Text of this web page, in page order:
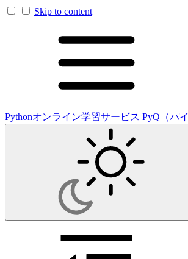
Skip to content
Pythonオンライン学習サービス PyQ（パ